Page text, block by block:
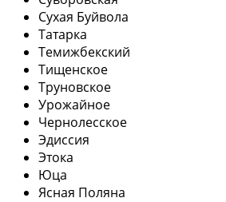
Сухая Буйвола
Татарка
Темижбекский
Тищенское
Труновское
Урожайное
Чернолесское
Эдиссия
Этока
Юца
Ясная Поляна